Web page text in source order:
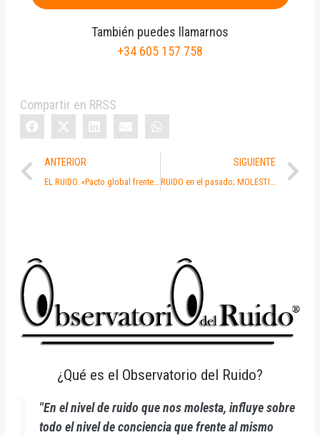
También puedes llamarnos
+34 605 157 758
Compartir en RRSS
ANTERIOR SIGUIENTE
¿Qué es el Observatorio del Ruido?
"En el nivel de ruido que nos molesta, influye sobre
todo el nivel de conciencia que frente al mismo